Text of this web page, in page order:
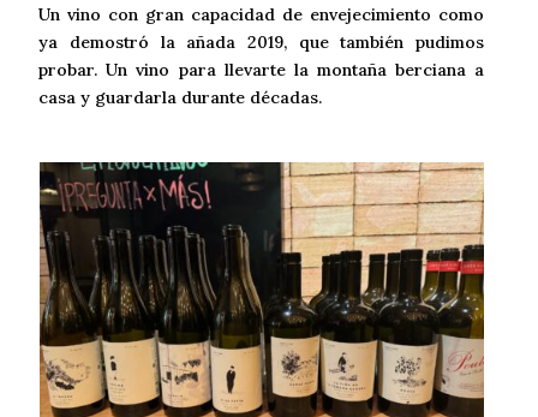
Un vino con gran capacidad de envejecimiento como
ya demostró la añada 2019, que también pudimos
probar. Un vino para llevarte la montaña berciana a
casa y guardarla durante décadas.